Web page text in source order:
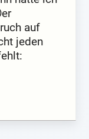
auf
jeden